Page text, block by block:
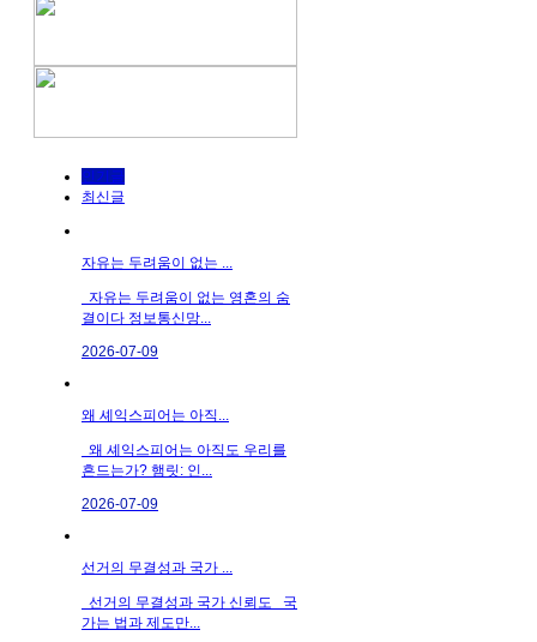
인기글
최신글
자유는 두려움이 없는 ...
자유는 두려움이 없는 영혼의 숨
결이다 정보통신망...
2026-07-09
왜 셰익스피어는 아직...
왜 셰익스피어는 아직도 우리를
흔드는가? 햄릿: 인...
2026-07-09
선거의 무결성과 국가 ...
선거의 무결성과 국가 신뢰도 국
가는 법과 제도만...